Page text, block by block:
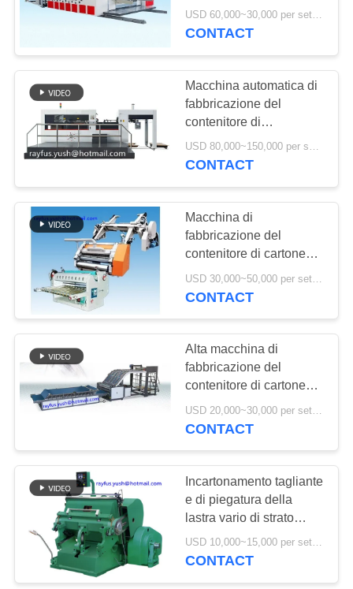
CONTROLLO
DI
QUALITÀ
CONTATTICI
RICHIEDA
UNA
CITAZIONE
MAPPA
DEL
SITO
POLICY
fabbricazione del
contenitore di cartone
USD 60,000~30,000 per set MOQ:1 insieme
CONTACT
Macchina automatica di
fabbricazione del
contenitore di
cartone/macchina
tagliante letto piano
USD 80,000~150,000 per set MOQ:1 insieme
CONTACT
Macchina di
fabbricazione del
contenitore di cartone
del singolo Facer un
cartone ondulato di 2
CONTACT
Alta macchina di
fabbricazione del
contenitore di cartone
della Tabella/macchina
di carta di superficie del
USD 20,000~30,000 per set MOQ:1 insieme
CONTACT
Incartonamento tagliante
e di piegatura della
lastra vario di strato
della macchina del
materiale del cartone
USD 10,000~15,000 per set MOQ:1 insieme
CONTACT